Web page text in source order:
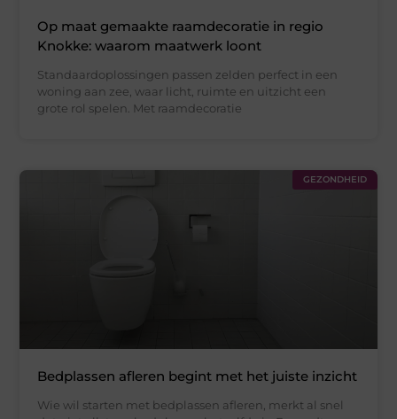
Op maat gemaakte raamdecoratie in regio
Knokke: waarom maatwerk loont
Standaardoplossingen passen zelden perfect in een
woning aan zee, waar licht, ruimte en uitzicht een
grote rol spelen. Met raamdecoratie
GEZONDHEID
Bedplassen afleren begint met het juiste inzicht
Wie wil starten met bedplassen afleren, merkt al snel